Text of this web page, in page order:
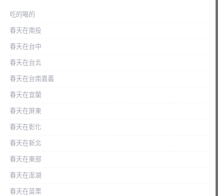
吃的喝的
春天在南投
春天在台中
春天在台北
春天在台南嘉義
春天在宜蘭
春天在屏東
春天在彰化
春天在新北
春天在東部
春天在澎湖
春天在苗栗